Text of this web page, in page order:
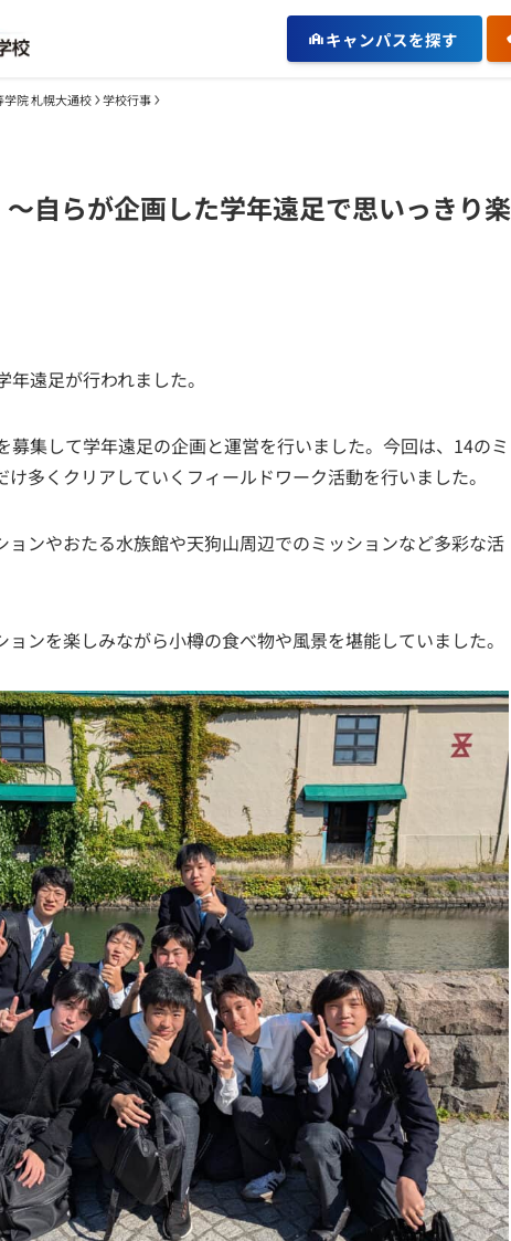
キャンパスを探す
院 札幌大通校 学校行事
自らが企画した学年遠足で思いっきり楽
遠足が行われました。
集して学年遠足の企画と運営を行いました。今回は、14のミ
多くクリアしていくフィールドワーク活動を行いました。
ンやおたる水族館や天狗山周辺でのミッションなど多彩な活
ンを楽しみながら小樽の食べ物や風景を堪能していました。